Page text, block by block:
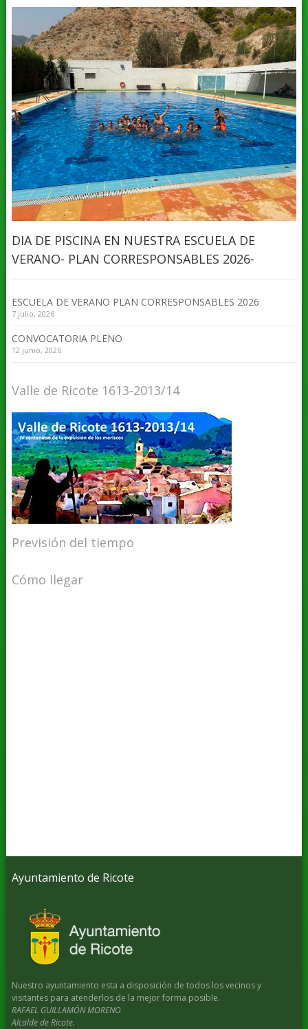
DIA DE PISCINA EN NUESTRA ESCUELA DE
VERANO- PLAN CORRESPONSABLES 2026-
ESCUELA DE VERANO PLAN CORRESPONSABLES 2026
7 julio, 2026
CONVOCATORIA PLENO
12 junio, 2026
Valle de Ricote 1613-2013/14
Previsión del tiempo
Cómo llegar
Ayuntamiento de Ricote
Nuestro ayuntamiento esta a disposición de todos los vecinos y
visitantes para atenderlos de la mejor forma posible.
RAFAEL GUILLAMÓN MORENO
Alcalde de Ricote.